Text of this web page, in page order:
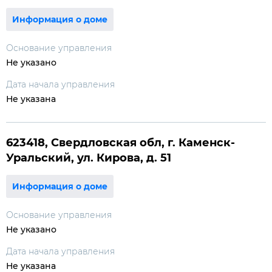
Информация о доме
Основание управления
Не указано
Дата начала управления
Не указана
623418, Свердловская обл, г. Каменск-
Уральский, ул. Кирова, д. 51
Информация о доме
Основание управления
Не указано
Дата начала управления
Не указана